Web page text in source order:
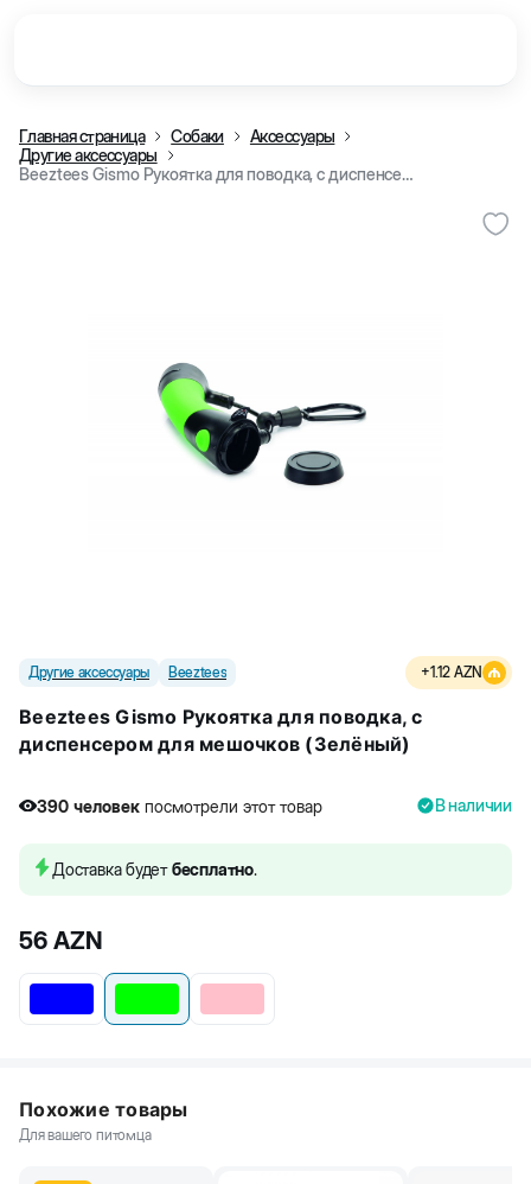
Главная страница Собаки
Аксессуары
Другие аксессуары
Beeztees Gismo Рукоятка для поводка, с диспенсером для мешочков (Зелёный)
Другие аксессуары Beeztees +1.12 AZN
Beeztees Gismo Рукоятка для поводка, с
диспенсером для мешочков (Зелёный)
390 человек посмотрели этот товар В наличии
Доставка будетбесплатно.
56 AZN
Похожие товары
Для вашего питомца